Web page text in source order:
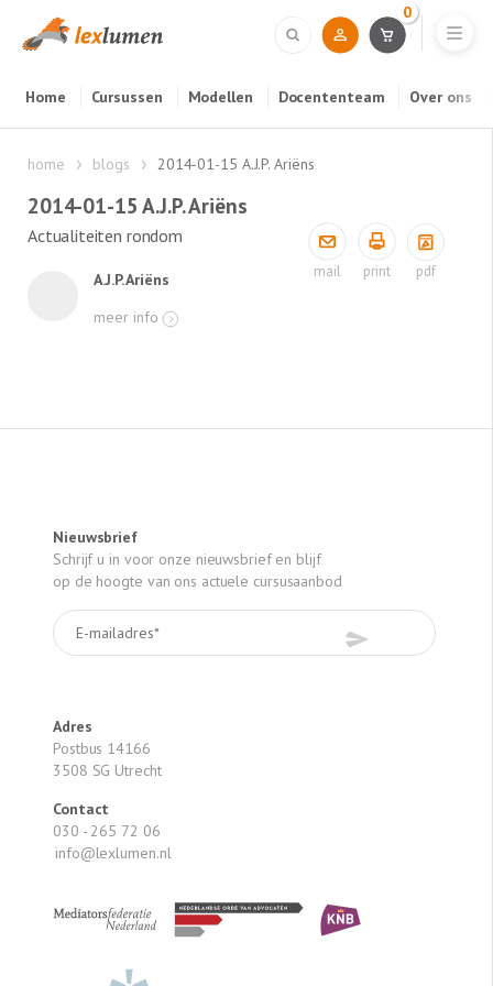
Home Cursussen Modellen Docententeam Over ons
0
home blogs 2014-01-15 A.J.P. Ariëns
2014-01-15 A.J.P. Ariëns
Actualiteiten rondom
A.J.P. Ariëns
meer info
mail print pdf
Nieuwsbrief
Schrijf u in voor onze nieuwsbrief en blijf
op de hoogte van ons actuele cursusaanbod
Adres
Postbus 14166
3508 SG Utrecht
Contact
030 - 265 72 06
info@lexlumen.nl